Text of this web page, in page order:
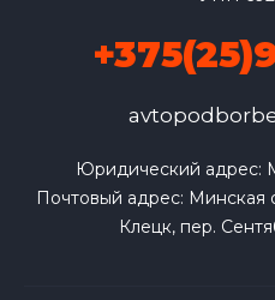
Юридический адрес:
Почтовый адрес: Минская
Клецк, пер.